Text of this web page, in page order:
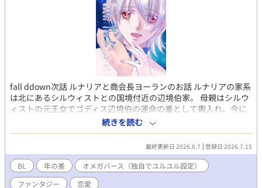
fall ddown次話 ルナリアと商会長ヨーランのお話 ルナリアの家系
は北にあるシルウィストとの国境付近の辺境伯家。 母親はシルウ
ィストの元王女でゴディス辺境伯の運命の番として輿入れ、今に
至る だがシルウィスト女王には後継者がおらず、ルナリアやカイ
トに自身の都合がいいαをあてがい後継にしようと企んでいた ル
ナリアはヨーランと共にエスト本国に行くつもりだったが…
続きを読む
最終更新日 2026.8.7 登録日 2026.7.15
BL 年の差
オメガバース（独自でユルユル設定）
ファンタジー
恋愛